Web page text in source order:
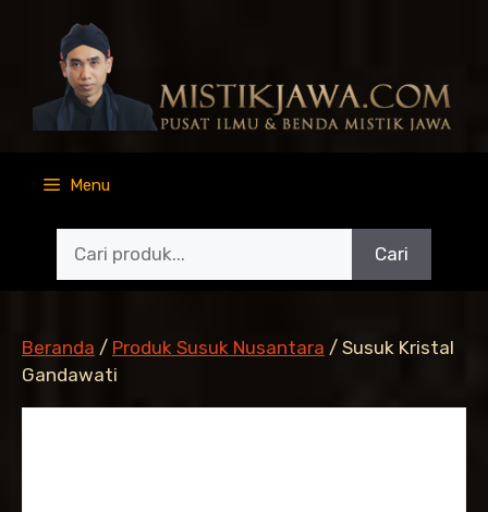
Menu
Cari
Beranda / Produk Susuk Nusantara / Susuk Kristal
Gandawati